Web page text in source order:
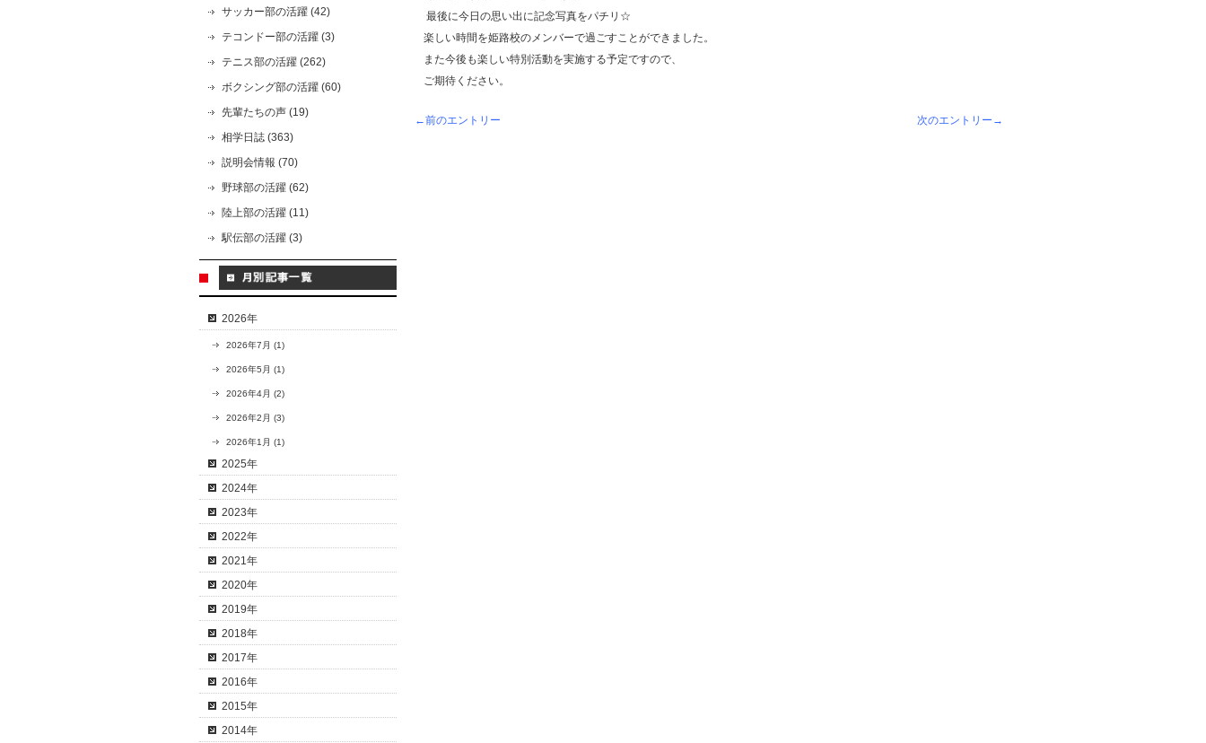
最後に今日の思い出に記念写真をパチリ☆
楽しい時間を姫路校のメンバーで過ごすことができました。
また今後も楽しい特別活動を実施する予定ですので、
ご期待ください。
←前のエントリー 次のエントリー→
サッカー部の活躍 (42)
テコンドー部の活躍 (3)
テニス部の活躍 (262)
ボクシング部の活躍 (60)
先輩たちの声 (19)
相学日誌 (363)
説明会情報 (70)
野球部の活躍 (62)
陸上部の活躍 (11)
駅伝部の活躍 (3)
2026年
2026年7月 (1)
2026年5月 (1)
2026年4月 (2)
2026年2月 (3)
2026年1月 (1)
2025年
2024年
2023年
2022年
2021年
2020年
2019年
2018年
2017年
2016年
2015年
2014年